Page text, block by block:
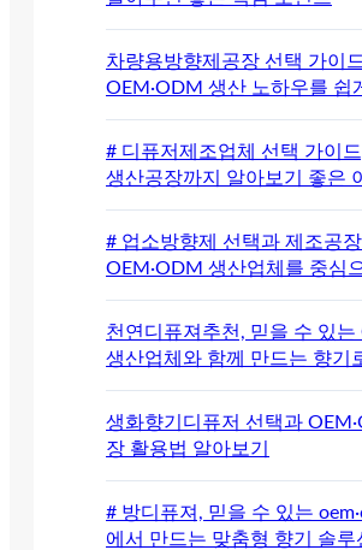
차량용방향제공장 선택 가이
OEM·ODM 생산 노하우를 쉽
# 디퓨저제조업체 선택 가이
생산공장까지 알아보기 좋은
# 업소방향제 선택과 제조공
OEM·ODM 생산업체를 중심
천연디퓨져추천, 믿을 수 있는
생산업체와 함께 만드는 향기
생화향기디퓨저 선택과
장 활용법 알아보기
# 방디퓨져, 믿을 수 있는
에서 만드는 맞춤형 향기 솔루